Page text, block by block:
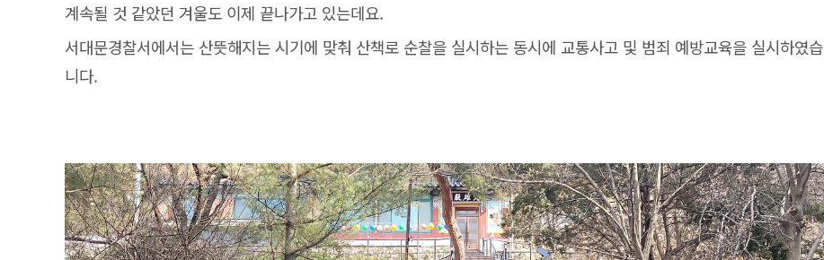
계속될 것 같았던 겨울도 이제 끝나가고 있는데요.
서대문경찰서에서는 산뜻해지는 시기에 맞춰 산책로 순찰을 실시하는 동시에 교통사고 및 범죄 예방교육을 실시하였습
니다.